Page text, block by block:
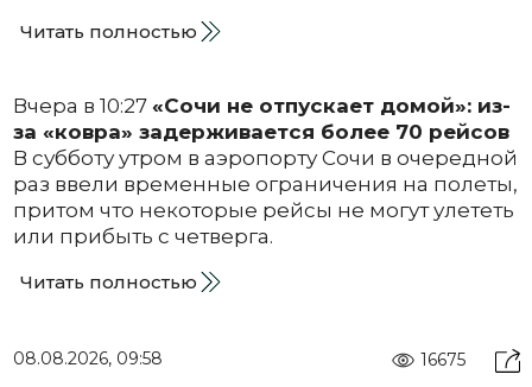
Читать полностью
Вчера в 10:27 «Сочи не отпускает домой»: из-
за «ковра» задерживается более 70 рейсов
В субботу утром в аэропорту Сочи в очередной
раз ввели временные ограничения на полеты,
притом что некоторые рейсы не могут улететь
или прибыть с четверга.
Читать полностью
08.08.2026, 09:58 16675